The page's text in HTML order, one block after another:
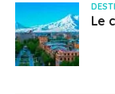
Le